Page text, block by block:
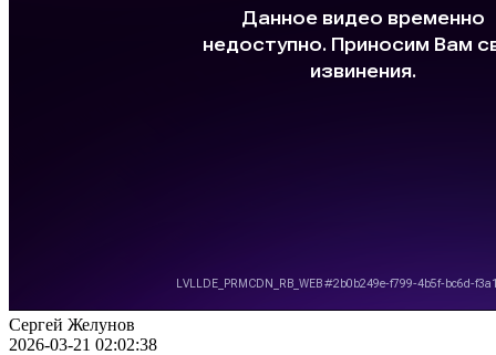
Сергей Желунов
2026-03-21 02:02:38